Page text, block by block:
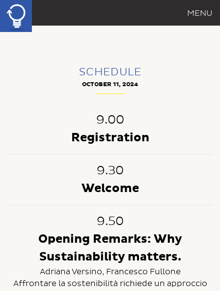
MENU
SCHEDULE
OCTOBER 11, 2024
9.00
Registration
9.30
Welcome
9.50
Opening Remarks: Why
Sustainability matters.
Adriana Versino, Francesco Fullone
Affrontare la sostenibilità richiede un approccio